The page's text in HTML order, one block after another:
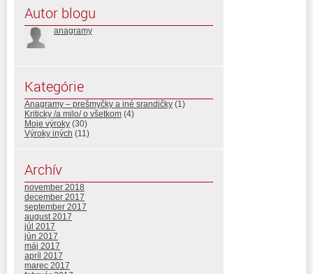
Autor blogu
anagramy
Kategórie
Anagramy – prešmyčky a iné srandičky (1)
Kriticky /a milo/ o všetkom (4)
Moje výroky (30)
Výroky iných (11)
Archív
november 2018
december 2017
september 2017
august 2017
júl 2017
jún 2017
máj 2017
apríl 2017
marec 2017